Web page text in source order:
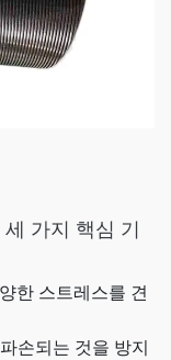
가지 핵심 기
한 스트레스를 견
손되는 것을 방지